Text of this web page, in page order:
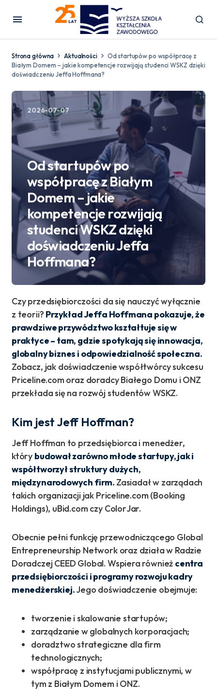
Strona główna Aktualności
Od startupów po współpracę z
Białym Domem – jakie kompetencje rozwijają studenci WSKZ dzięki
doświadczeniu Jeffa Hoffmana?
2026-07-07
Od startupów po
współpracę z Białym
Domem – jakie
kompetencje rozwijają
studenci WSKZ dzięki
doświadczeniu Jeffa
Hoffmana?
Czy przedsiębiorczości da się nauczyć wyłącznie
z teorii? Przykład Jeffa Hoffmana pokazuje, że
prawdziwe przywództwo kształtuje się w
praktyce – tam, gdzie spotykają się innowacja,
globalny biznes i odpowiedzialność społeczna.
Zobacz, jak doświadczenie współtwórcy sukcesu
Priceline.com oraz doradcy Białego Domu i ONZ
przekłada się na rozwój studentów WSKZ.
Kim jest Jeff Hoffman?
Jeff Hoffman to przedsiębiorca i menedżer,
który budował zarówno młode startupy, jak i
współtworzył struktury dużych,
międzynarodowych firm. Zasiadał w zarządach
takich organizacji jak Priceline.com (Booking
Holdings), uBid.com czy ColorJar.
Obecnie pełni funkcję przewodniczącego Global
Entrepreneurship Network oraz działa w Radzie
Doradczej CEED Global. Wspiera również centra
przedsiębiorczości i programy rozwoju kadry
menedżerskiej.Jego doświadczenie obejmuje:
tworzenie i skalowanie startupów;
zarządzanie w globalnych korporacjach;
doradztwo strategiczne dla firm
technologicznych;
współpracę z instytucjami publicznymi, w
tym z Białym Domem i ONZ.